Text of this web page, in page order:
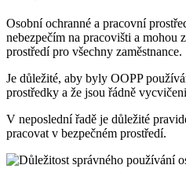
Osobní ochranné a pracovní
nebezpečím na pracovišti a mohou
prostředí pro všechny zaměstnance.
Je důležité, aby byly OOPP
prostředky a že jsou řádně
V neposlední řadě je důležité
pracovat v bezpečném prostředí.